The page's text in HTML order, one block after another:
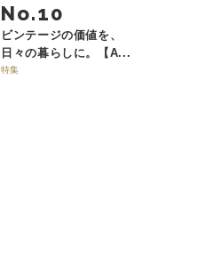
No.
ビンテージの価値を、
日々の暮らしに。【A...
特集